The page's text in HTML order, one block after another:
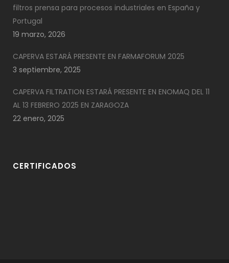
filtros prensa para procesos industriales en España y
Portugal
19 marzo, 2026
CAPERVA ESTARÁ PRESENTE EN FARMAFORUM 2025
3 septiembre, 2025
CAPERVA FILTRATION ESTARÁ PRESENTE EN ENOMAQ DEL 11
AL 13 FEBRERO 2025 EN ZARAGOZA
22 enero, 2025
CERTIFICADOS